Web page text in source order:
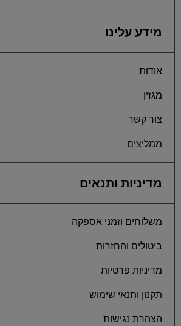
מידע עלינו
אודות
מגזין
צור קשר
ממליצים
מדיניות ותנאים
משלוחים וזמני אספקה
ביטולים והחזרות
מדיניות פרטיות
תקנון ותנאי שימוש
הצהרת נגישות